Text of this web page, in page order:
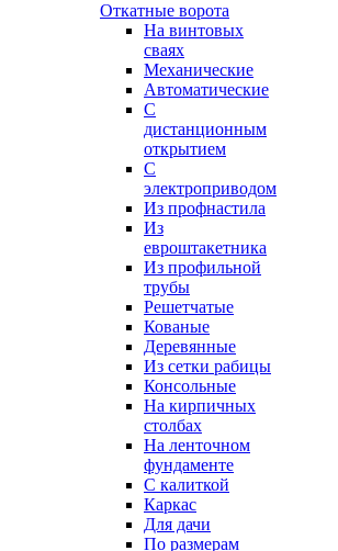
Откатные ворота
На винтовых
сваях
Механические
Автоматические
С
дистанционным
открытием
С
электроприводом
Из профнастила
Из
евроштакетника
Из профильной
трубы
Решетчатые
Кованые
Деревянные
Из сетки рабицы
Консольные
На кирпичных
столбах
На ленточном
фундаменте
С калиткой
Каркас
Для дачи
По размерам